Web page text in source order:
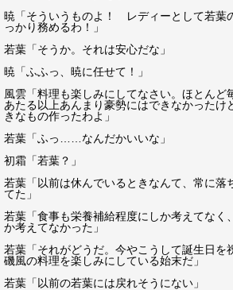
暁「そういうものよ！ レディーとして若葉
っかり務めるわ！」
若葉「そうか。それは安心だな」
暁「ふふっ、暁に任せて！」
風雲「料理も楽しみにしてなさい。ほとんど
あたる以上あんまり豪勢にはできなかったけ
きなもの作ったわよ」
若葉「ふっ……なんだかいいな」
初霜「若葉？」
若葉「以前は休んでいるときなんて、常に落
てた」
若葉「食事も栄養補給程度にしか考えてなく
か考えてなかった」
若葉「それがどうだ。今やこうして誕生日を
磯風の料理を楽しみにしている始末だ」
若葉「以前の若葉には戻れそうにない」